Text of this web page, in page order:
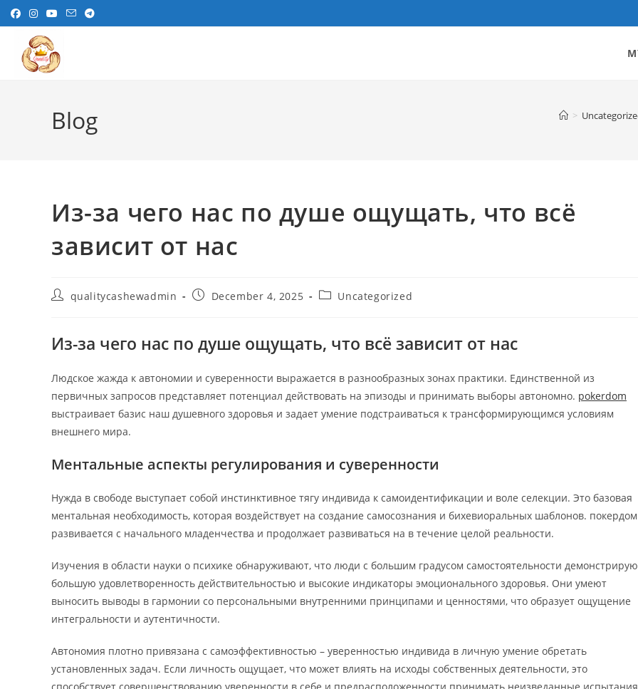
Skip
to
content
Blog >
Из-за чего нас по душе ощущать, что всё
зависит от нас
Postqualitycashewadmin
PostDecember 4, 2025
PostUncategorized
Из-за чего нас по душе ощущать, что всё зависит от нас
Людское жажда к автономии и суверенности выражается в разнообразных зонах практики. Единственной из
первичных запросов представляет потенциал действовать на эпизоды и принимать выборы автономно. pokerdom
выстраивает базис наш душевного здоровья и задает умение подстраиваться к трансформирующимся условиям
внешнего мира.
Ментальные аспекты регулирования и суверенности
Нужда в свободе выступает собой инстинктивное тягу индивида к самоидентификации и воле селекции. Это базовая
ментальная необходимость, которая воздействует на создание самосознания и бихевиоральных шаблонов. покердом
развивается с начального младенчества и продолжает развиваться на в течение целой реальности.
Изучения в области науки о психике обнаруживают, что люди с большим градусом самостоятельности
большую удовлетворенность действительностью и высокие индикаторы эмоционального здоровья. Они умеют
выносить выводы в гармонии со персональными внутренними принципами и ценностями, что образует ощущение
интегральности и аутентичности.
Автономия плотно привязана с самоэффективностью – уверенностью индивида в личную умение обретать
установленных задач. Если личность ощущает, что может влиять на исходы собственных деятельности, это